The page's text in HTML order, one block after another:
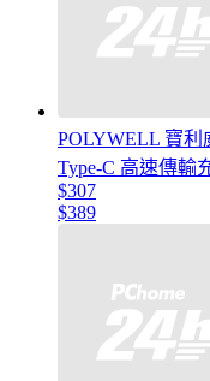
POLYWELL 寶利
Type-C 高速傳輸
$307
$389